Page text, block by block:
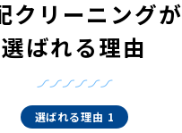
クリーニングが
選ばれる理由
選ばれる理由 1